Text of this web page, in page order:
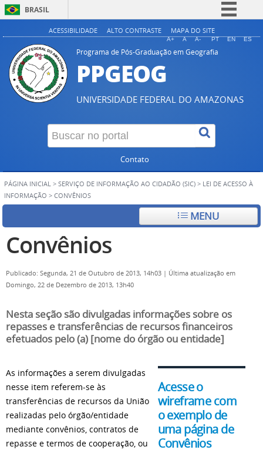
BRASIL
Simplifique!
Comunica BR
Acesso à informação
Legislação
Canais
ACESSIBILIDADE ALTO CONTRASTE MAPA DO SITE
A+ A A- PT EN ES
Programa de Pós-Graduação em Geografia
PPGEOG
UNIVERSIDADE FEDERAL DO AMAZONAS
Contato
PÁGINA INICIAL > SERVIÇO DE INFORMAÇÃO AO CIDADÃO (SIC) > LEI DE ACESSO À
INFORMAÇÃO > CONVÊNIOS
MENU
Convênios
Publicado: Segunda, 21 de Outubro de 2013, 14h03 | Última atualização em
Domingo, 22 de Dezembro de 2013, 13h40
Nesta seção são divulgadas informações sobre os
repasses e transferências de recursos financeiros
efetuados pelo (a) [nome do órgão ou entidade]
Acesse o
wireframe com
o exemplo de
uma página de
Convênios
As informações a serem divulgadas
nesse item referem-se às
transferências de recursos da União
realizadas pelo órgão/entidade
mediante convênios, contratos de
repasse e termos de cooperação, ou